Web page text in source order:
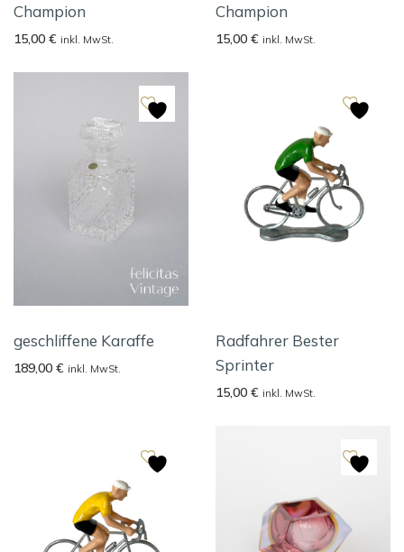
Champion
15,00 € inkl. MwSt.
Champion
15,00 € inkl. MwSt.
geschliffene Karaffe
189,00 € inkl. MwSt.
Radfahrer Bester
Sprinter
15,00 € inkl. MwSt.